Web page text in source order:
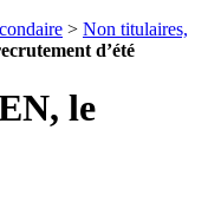
> Non titulaires,
d’été
le